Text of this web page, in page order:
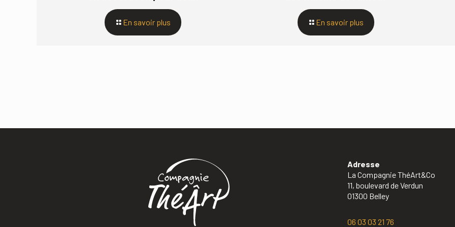
En savoir plus En savoir plus
Adresse
La Compagnie ThéArt&Co
11, boulevard de Verdun
01300 Belley
06 03 03 21 76